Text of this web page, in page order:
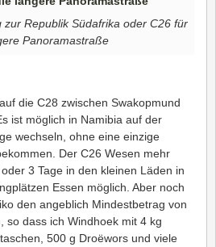
zur Republik Südafrika oder C26 für
Panoramastraße
die C28 zwischen Swakopmund
ist möglich in Namibia auf der
wechseln, ohne eine einzige
Der C26 Wesen mehr
3 Tage in den kleinen Läden in
Essen möglich. Aber noch
den angeblich Mindestbetrag von
so dass ich Windhoek mit 4 kg
500 g Droëwors und viele